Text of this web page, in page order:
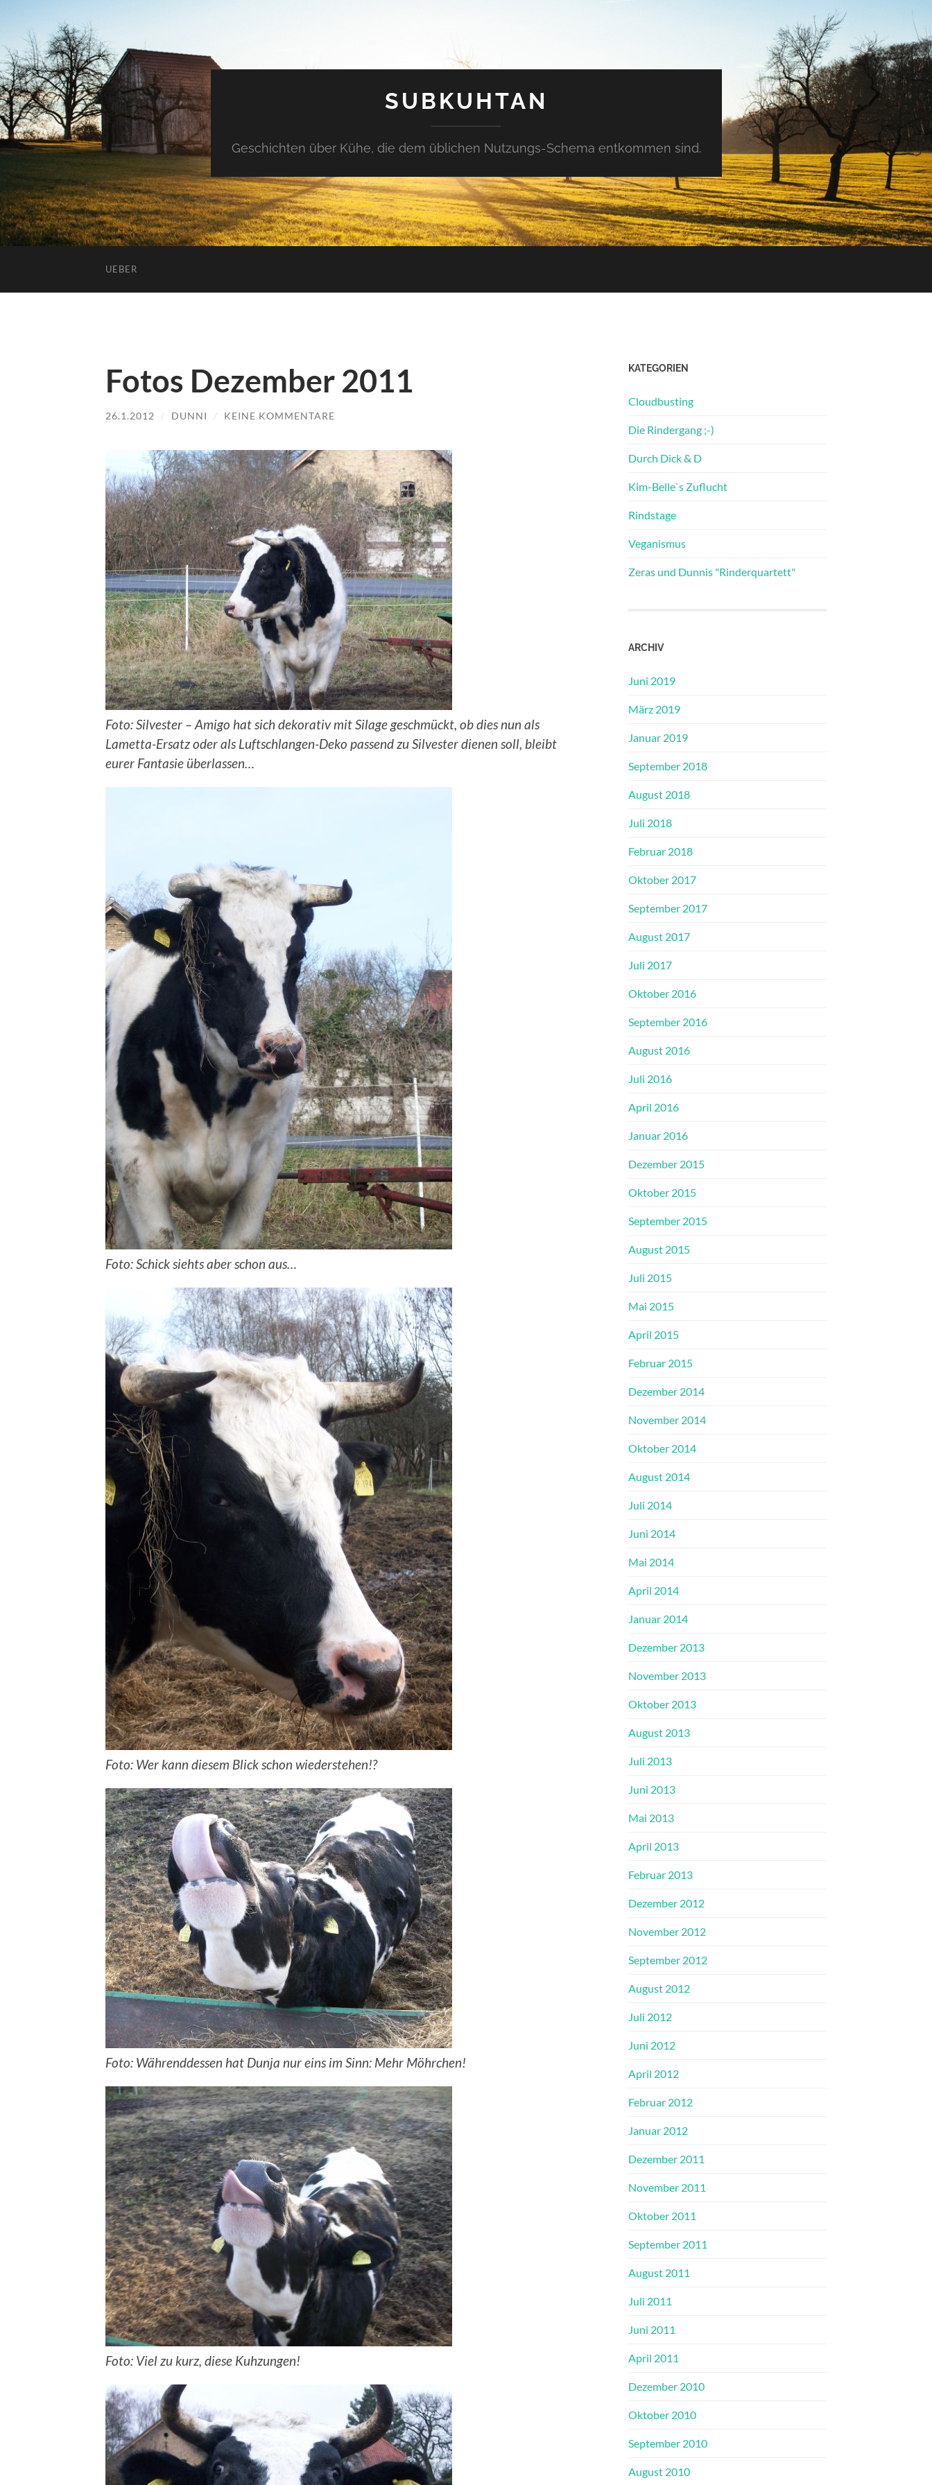
SUBKUHTAN
Geschichten über Kühe, die dem üblichen Nutzungs-Schema entkommen sind.
UEBER
Fotos Dezember 2011
26.1.2012 / DUNNI / KEINE KOMMENTARE
Foto: Silvester – Amigo hat sich dekorativ mit Silage geschmückt, ob dies nun als
Lametta-Ersatz oder als Luftschlangen-Deko passend zu Silvester dienen soll, bleibt
eurer Fantasie überlassen…
Foto: Schick siehts aber schon aus…
Foto: Wer kann diesem Blick schon wiederstehen!?
Foto: Währenddessen hat Dunja nur eins im Sinn: Mehr Möhrchen!
Foto: Viel zu kurz, diese Kuhzungen!
KATEGORIEN
Cloudbusting
Die Rindergang ;-)
Durch Dick & D
Kim-Belle`s Zuflucht
Rindstage
Veganismus
Zeras und Dunnis "Rinderquartett"
ARCHIV
Juni 2019
März 2019
Januar 2019
September 2018
August 2018
Juli 2018
Februar 2018
Oktober 2017
September 2017
August 2017
Juli 2017
Oktober 2016
September 2016
August 2016
Juli 2016
April 2016
Januar 2016
Dezember 2015
Oktober 2015
September 2015
August 2015
Juli 2015
Mai 2015
April 2015
Februar 2015
Dezember 2014
November 2014
Oktober 2014
August 2014
Juli 2014
Juni 2014
Mai 2014
April 2014
Januar 2014
Dezember 2013
November 2013
Oktober 2013
August 2013
Juli 2013
Juni 2013
Mai 2013
April 2013
Februar 2013
Dezember 2012
November 2012
September 2012
August 2012
Juli 2012
Juni 2012
April 2012
Februar 2012
Januar 2012
Dezember 2011
November 2011
Oktober 2011
September 2011
August 2011
Juli 2011
Juni 2011
April 2011
Dezember 2010
Oktober 2010
September 2010
August 2010